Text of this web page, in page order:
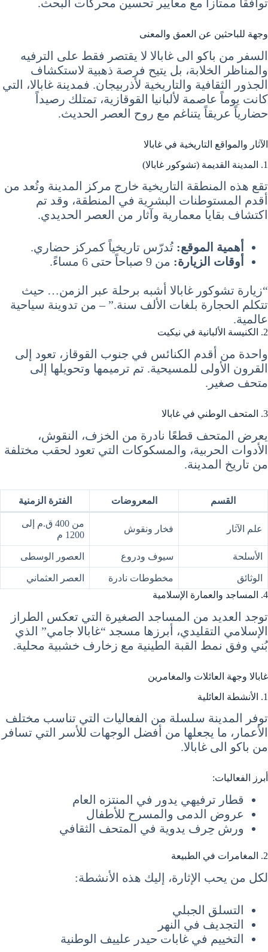
توافقاً ممتازاً مع معايير تحسين محركات البحث.
وجهة للباحثين عن العمق والمعنى
السفر من باكو الى غابالا لا يقتصر فقط على الترفيه
والمناظر الخلابة، بل يتيح فرصة ذهبية لاستكشاف
الجذور الثقافية والتاريخية لأذربيجان. فمدينة غابالا، التي
كانت يوماً عاصمة لألبانيا القوقازية، تمتلك رصيداً
حضارياً عريقاً يتناغم مع روح العصر الحديث.
الآثار والمواقع التاريخية في غابالا
1. المدينة القديمة (تشوكور غابالا)
تقع هذه المنطقة التاريخية خارج مركز المدينة وتُعد من
أقدم المستوطنات البشرية في المنطقة، وقد تم
اكتشاف بقايا معمارية وآثار من العصر الحديدي.
أهمية الموقع: تُدرّس تاريخياً كمركز حضاري.
أوقات الزيارة: من 9 صباحاً حتى 6 مساءً.
“زيارة تشوكور غابالا أشبه برحلة عبر الزمن… حيث
تتكلم الحجارة بلغات الألف سنة.” – من تدوينة سياحية
عالمية.
2. الكنيسة الألبانية في نيكيت
واحدة من أقدم الكنائس في جنوب القوقاز، تعود إلى
القرون الأولى للمسيحية. تم ترميمها وتحويلها إلى
متحف صغير.
3. المتحف الوطني في غابالا
يعرض المتحف قطعًا نادرة من الخزف، النقوش،
الأدوات الحربية، والمسكوكات التي تعود لحقب مختلفة
من تاريخ المدينة.
القسم المعروضات الفترة الزمنية
علم الآثار فخار ونقوش
من 400 ق.م إلى
1200 م
الأسلحة سيوف ودروع العصور الوسطى
الوثائق مخطوطات نادرة
العصر العثماني
4. المساجد والعمارة الإسلامية
توجد العديد من المساجد الصغيرة التي تعكس الطراز
الإسلامي التقليدي، أبرزها مسجد “غابالا جامي” الذي
بُني وفق نمط القبة الطينية مع زخارف خشبية محلية.
غابالا وجهة العائلات والمغامرين
1. الأنشطة العائلية
توفر المدينة سلسلة من الفعاليات التي تناسب مختلف
الأعمار، ما يجعلها من أفضل الوجهات للأسر التي تسافر
من باكو الى غابالا.
أبرز الفعاليات:
قطار ترفيهي يدور في المنتزه العام
عروض الدمى والمسرح للأطفال
ورش حِرف يدوية في المتحف الثقافي
2. المغامرات في الطبيعة
لكل من يحب الإثارة، إليك هذه الأنشطة:
التسلق الجبلي
التجديف في النهر
التخييم في غابات حيدر علييف الوطنية